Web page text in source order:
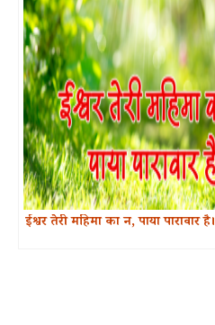
ईश्वर तेरी महिमा का न, पाया पारावार है।